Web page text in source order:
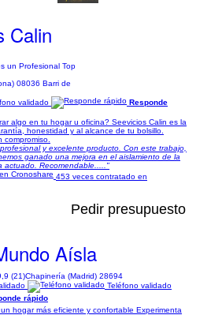
Calin
08036 Barri de
validado
Responde
algo en tu hogar u oficina? Seevicios Calin es la
honestidad y al alcance de tu bolsillo.
y excelente producto. Con este trabajo,
ganado una mejora en el aislamiento de la
actuado. Recomendable....."
453 veces contratado en
Pedir presupuesto
Aísla
(21)Chapinería (Madrid) 28694
Teléfono validado
rápido
hogar más eficiente y confortable Experimenta